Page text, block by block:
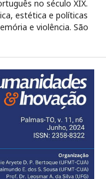
no século XIX.
estética e políticas
e violência. São